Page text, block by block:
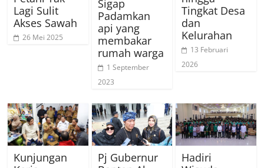
Lagi Sulit
Akses Sawah
26 Mei 2025
Sigap
Padamkan
api yang
membakar
rumah warga
1 September
2023
Tingkat Desa
dan
Kelurahan
13 Februari
2026
Kunjungan
Pj Gubernur
Hadiri